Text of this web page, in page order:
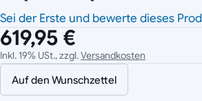
Sei der Erste und bewerte dieses
619,95 €
Inkl. 19% USt., zzgl.Versandkosten
Auf den Wunschzettel